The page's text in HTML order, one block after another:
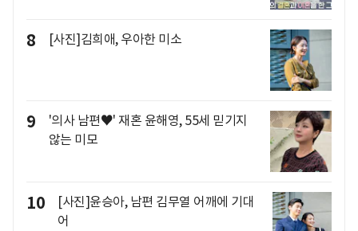
8 [사진]김희애, 우아한 미소
9
'의사 남편♥' 재혼 윤해영, 55세 믿기지
않는 미모
10
[사진]윤승아, 남편 김무열 어깨에 기대
어